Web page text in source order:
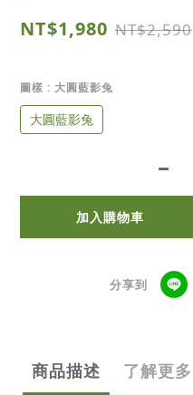
NT$1,980 NT$2,590
圖樣 : 大圓藍影兔
大圓藍影兔
加入購物車
分享到
商品描述 了解更多